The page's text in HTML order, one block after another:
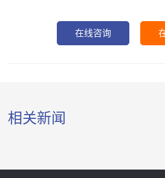
在线咨询
相关新闻